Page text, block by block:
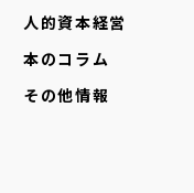
人的資本経営
本のコラム
その他情報